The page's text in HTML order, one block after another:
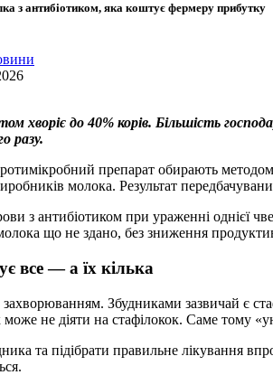
з антибіотиком, яка коштує фермеру прибутку
хворіє до 40% корів. Більшість
разу.
препарат обирають
молока. Результат
з антибіотиком при ураженні
молока що не здано, без зниження
все — а їх кілька
Збудниками зазвичай є
не діяти на стафілокок. Саме тому
та підібрати правильне лікування